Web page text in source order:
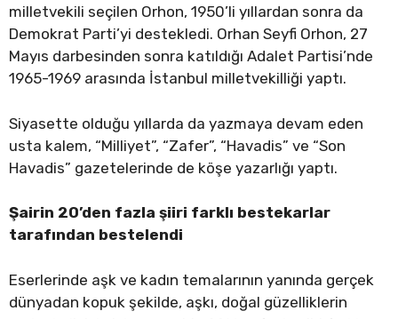
milletvekili seçilen Orhon, 1950’li yıllardan sonra da
Demokrat Parti’yi destekledi. Orhan Seyfi Orhon, 27
Mayıs darbesinden sonra katıldığı Adalet Partisi’nde
1965-1969 arasında İstanbul milletvekilliği yaptı.
Siyasette olduğu yıllarda da yazmaya devam eden
usta kalem, “Milliyet”, “Zafer”, “Havadis” ve “Son
Havadis” gazetelerinde de köşe yazarlığı yaptı.
Şairin 20’den fazla şiiri farklı bestekarlar
tarafından bestelendi
Eserlerinde aşk ve kadın temalarının yanında gerçek
dünyadan kopuk şekilde, aşkı, doğal güzelliklerin